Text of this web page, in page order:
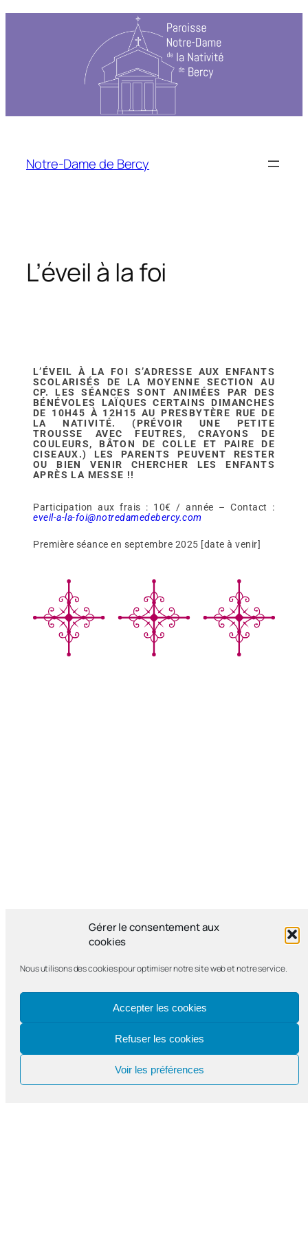
Gérer le consentement aux
cookies
Nous utilisons des cookies pour optimiser notre site web et notre service.
Accepter les cookies
Refuser les cookies
Voir les préférences
Notre-Dame de Bercy
L’éveil à la foi
L’ÉVEIL À LA FOI S’ADRESSE AUX ENFANTS
SCOLARISÉS DE LA MOYENNE SECTION AU
CP. LES SÉANCES SONT ANIMÉES PAR DES
BÉNÉVOLES LAÏQUES CERTAINS DIMANCHES
DE 10H45 À 12H15 AU PRESBYTÈRE RUE DE
LA NATIVITÉ. (PRÉVOIR UNE PETITE
TROUSSE AVEC FEUTRES, CRAYONS DE
COULEURS, BÂTON DE COLLE ET PAIRE DE
CISEAUX.) LES PARENTS PEUVENT RESTER
OU BIEN VENIR CHERCHER LES ENFANTS
APRÈS LA MESSE !!
Participation aux frais : 10€ / année – Contact :
eveil-a-la-foi@notredamedebercy.com
Première séance en septembre 2025 [date à venir]
Le catéchisme du primaire